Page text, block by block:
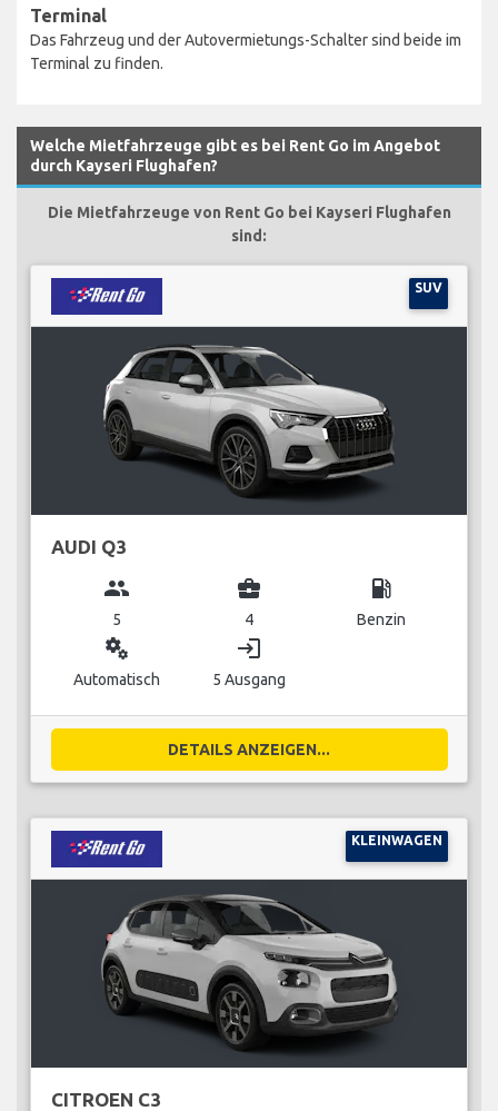
Terminal
Das Fahrzeug und der Autovermietungs-Schalter sind beide im
Terminal zu finden.
Welche Mietfahrzeuge gibt es bei Rent Go im Angebot
durch Kayseri Flughafen?
Die Mietfahrzeuge von Rent Go bei Kayseri Flughafen
sind:
SUV
AUDI Q3
group
5
business_center
4
local_gas_station
Benzin
miscellaneous_services
Automatisch
login
5 Ausgang
DETAILS ANZEIGEN...
KLEINWAGEN
CITROEN C3